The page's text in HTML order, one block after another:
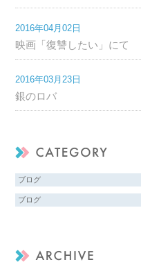
2016年04月02日
映画「復讐したい」にて
2016年03月23日
銀のロバ
ブログ
ブログ